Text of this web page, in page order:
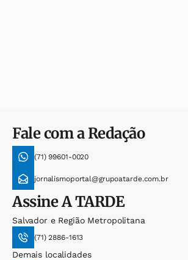
Fale com a Redação
(71) 99601-0020
jornalismoportal@grupoatarde.com.br
AssineA TARDE
Salvador e Região Metropolitana
(71) 2886-1613
Demais localidades